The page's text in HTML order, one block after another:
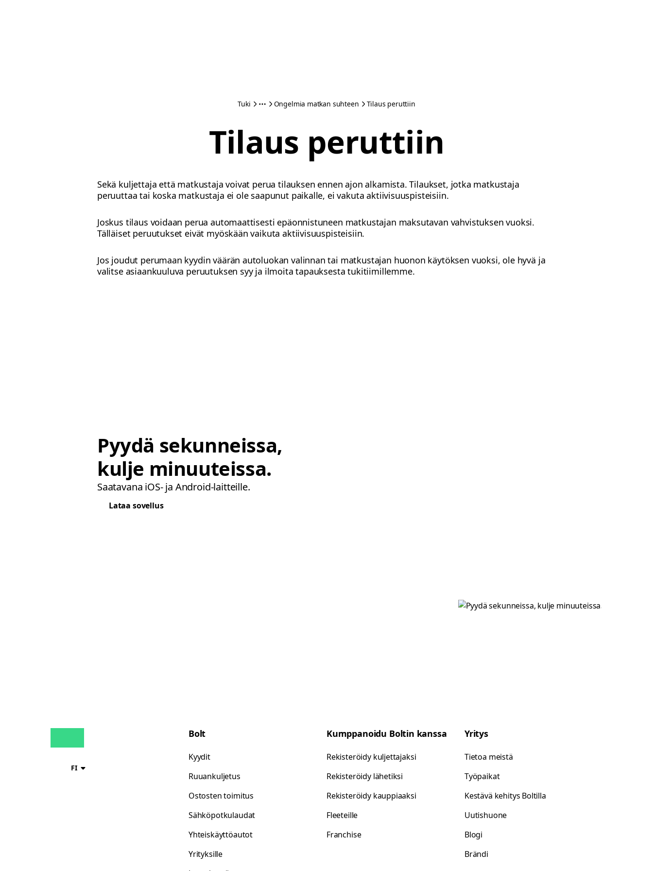
Tuki Ongelmia matkan suhteen Tilaus peruttiin
Tilaus peruttiin
Sekä kuljettaja että matkustaja voivat perua tilauksen ennen ajon alkamista. Tilaukset, jotka matkustaja
peruuttaa tai koska matkustaja ei ole saapunut paikalle, ei vakuta aktiivisuuspisteisiin.
Joskus tilaus voidaan perua automaattisesti epäonnistuneen matkustajan maksutavan vahvistuksen vuoksi.
Tälläiset peruutukset eivät myöskään vaikuta aktiivisuuspisteisiin.
Jos joudut perumaan kyydin väärän autoluokan valinnan tai matkustajan huonon käytöksen vuoksi, ole hyvä ja
valitse asiaankuuluva peruutuksen syy ja ilmoita tapauksesta tukitiimillemme.
Pyydä sekunneissa,
kulje minuuteissa.
Saatavana iOS- ja Android-laitteille.
Lataa sovellus
FI
Bolt
Kyydit
Ruuankuljetus
Ostosten toimitus
Sähköpotkulaudat
Yhteiskäyttöautot
Yrityksille
Kumppanoidu Boltin kanssa
Rekisteröidy kuljettajaksi
Rekisteröidy lähetiksi
Rekisteröidy kauppiaaksi
Fleeteille
Franchise
Yritys
Tietoa meistä
Työpaikat
Kestävä kehitys Boltilla
Uutishuone
Blogi
Brändi